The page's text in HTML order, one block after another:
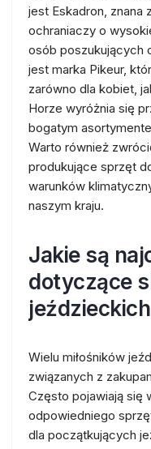
jest Eskadron, znana
ochraniaczy o
osób poszukujących
jest marka Pikeur,
zarówno dla kobiet,
Horze wyróżnia się
bogatym
Warto również
produkujące sprzęt
warunków
naszym kraju.
Jakie są
dotyczące
jeździeckich
Wielu miłośników
związanych z
Często pojawiają się
odpowiedniego
dla początkujących